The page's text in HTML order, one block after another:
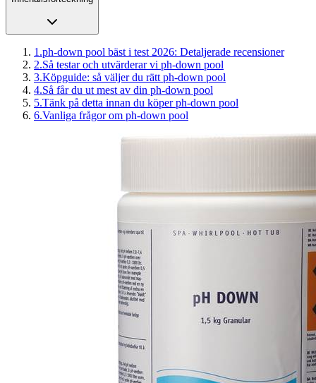
1 .ph-down pool bäst i test 2026: Detaljerade recensioner
2.Så testar och utvärderar vi ph-down pool
3.Köpguide: så väljer du rätt ph-down pool
4.Så får du ut mest av din ph-down pool
5.Tänk på detta innan du köper ph-down pool
6.Vanliga frågor om ph-down pool